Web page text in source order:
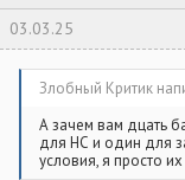
03.03.25
Злобный Критик
А зачем вам дцать
для НС и один для
условия, я просто